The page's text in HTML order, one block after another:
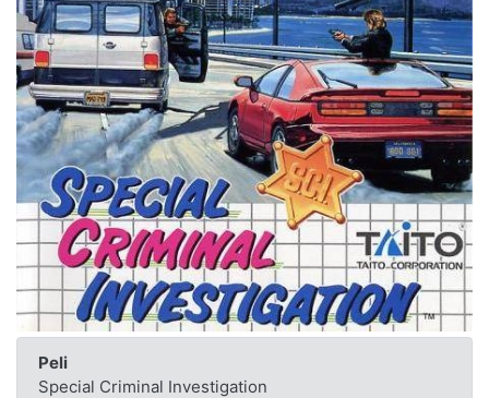
Peli
Special Criminal Investigation